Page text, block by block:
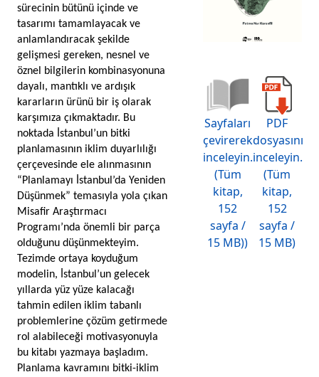
sürecinin bütünü içinde ve
tasarımı tamamlayacak ve
anlamlandıracak şekilde
gelişmesi gereken, nesnel ve
öznel bilgilerin kombinasyonuna
dayalı, mantıklı ve ardışık
kararların ürünü bir iş olarak
karşımıza çıkmaktadır. Bu
noktada İstanbul’un bitki
planlamasının iklim duyarlılığı
çerçevesinde ele alınmasının
“Planlamayı İstanbul’da Yeniden
Düşünmek” temasıyla yola çıkan
Misafir Araştırmacı
Programı’nda önemli bir parça
olduğunu düşünmekteyim.
Tezimde ortaya koyduğum
modelin, İstanbul’un gelecek
yıllarda yüz yüze kalacağı
tahmin edilen iklim tabanlı
problemlerine çözüm getirmede
rol alabileceği motivasyonuyla
bu kitabı yazmaya başladım.
Planlama kavramını bitki-iklim
Sayfaları
çevirerek
inceleyin.
(Tüm
kitap,
152
sayfa /
15 MB))
PDF
dosyasını
inceleyin.
(Tüm
kitap,
152
sayfa /
15 MB)